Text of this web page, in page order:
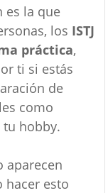
es la que
los ISTJ
práctica,
ti si estás
de
como
tu hobby.
aparecen
hacer esto